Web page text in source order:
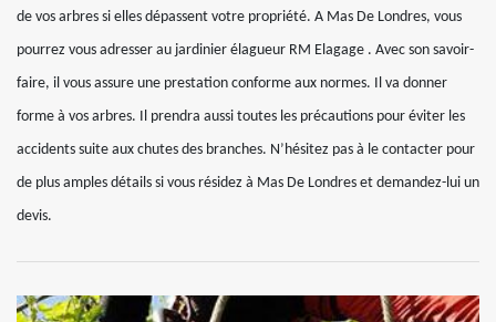
de vos arbres si elles dépassent votre propriété. A Mas De Londres, vous
pourrez vous adresser au jardinier élagueur RM Elagage . Avec son savoir-
faire, il vous assure une prestation conforme aux normes. Il va donner
forme à vos arbres. Il prendra aussi toutes les précautions pour éviter les
accidents suite aux chutes des branches. N’hésitez pas à le contacter pour
de plus amples détails si vous résidez à Mas De Londres et demandez-lui un
devis.